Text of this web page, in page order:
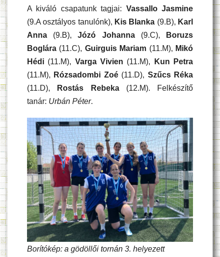
A kiváló csapatunk tagjai: Vassallo Jasmine
(9.A osztályos tanulónk), Kis Blanka (9.B), Karl
Anna (9.B),Józó Johanna (9.C),
Boruzs
Boglára (11.C), Guirguis Mariam (11.M), Mikó
Hédi (11.M), Varga Vivien (11.M),
Kun Petra
(11.M), Rózsadombi Zoé (11.D), Szűcs Réka
(11.D),
Rostás Rebeka(12.M). Felkészítő
tanár: Urbán Péter.
Borítókép: a gödöllői tornán 3. helyezett